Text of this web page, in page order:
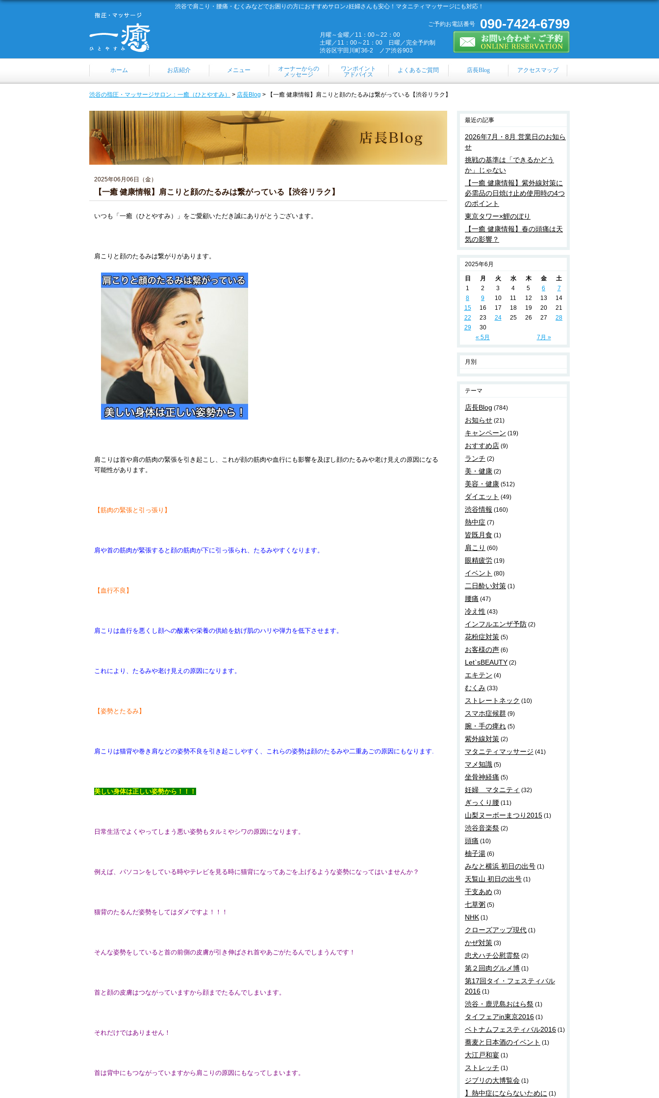
渋谷で肩こり・腰痛・むくみなどでお困りの方におすすめサロン♪妊婦さんも安心！マタニティマッサージにも対応！
090-7424-6799
ご予約お電話番号
月曜～金曜／11：00～22：00
土曜／11：00～21：00 日曜／完全予約制
渋谷区宇田川町36-2 ノア渋谷903
ホーム お店紹介 メニュー
オーナーからの
メッセージ
ワンポイント
アドバイス
よくあるご質問 店長Blog アクセスマップ
渋谷の指圧・マッサージサロン：一癒（ひとやすみ） > 店長Blog > 【一癒 健康情報】肩こりと顔のたるみは繋がっている【渋谷リラク】
2025年06月06日（金）
【一癒 健康情報】肩こりと顔のたるみは繋がっている【渋谷リラク】
いつも「一癒（ひとやすみ）」をご愛顧いただき誠にありがとうございます。
肩こりと顔のたるみは繋がりがあります。
肩こりは首や肩の筋肉の緊張を引き起こし、これが顔の筋肉や血行にも影響を及ぼし顔のたるみや老け見えの原因になる
可能性があります。
【筋肉の緊張と引っ張り】
肩や首の筋肉が緊張すると顔の筋肉が下に引っ張られ、たるみやすくなります。
【血行不良】
肩こりは血行を悪くし顔への酸素や栄養の供給を妨げ肌のハリや弾力を低下させます。
これにより、たるみや老け見えの原因になります。
【姿勢とたるみ】
肩こりは猫背や巻き肩などの姿勢不良を引き起こしやすく、これらの姿勢は顔のたるみや二重あごの原因にもなります.
美しい身体は正しい姿勢から！！！
日常生活でよくやってしまう悪い姿勢もタルミやシワの原因になります。
例えば、パソコンをしている時やテレビを見る時に猫背になってあごを上げるような姿勢になってはいませんか？
猫背のたるんだ姿勢をしてはダメですよ！！！
そんな姿勢をしていると首の前側の皮膚が引き伸ばされ首やあごがたるんでしまうんです！
首と顔の皮膚はつながっていますから顔までたるんでしまいます。
それだけではありません！
首は背中にもつながっていますから肩こりの原因にもなってしまいます。
最近の記事
2026年7月・8月 営業日のお知ら
せ
挑戦の基準は「できるかどう
か」じゃない
【一癒 健康情報】紫外線対策に
必需品の日焼け止め使用時の4つ
のポイント
東京タワー×鯉のぼり
【一癒 健康情報】春の頭痛は天
気の影響？
2025年6月
日 月 火 水 木 金 土
« 5月 7月 »
1 2 3 4 5 6
7
8
9 10 11 12 13
14
15
16 17 18 19 20
21
22
23 24 25 26 27
28
29
30
月別
テーマ
店長Blog (784)
お知らせ (21)
キャンペーン (19)
おすすめ店 (9)
ランチ (2)
美・健康 (2)
美容・健康 (512)
ダイエット (49)
渋谷情報 (160)
熱中症 (7)
皆既月食 (1)
肩こり (60)
眼精疲労 (19)
イベント (80)
二日酔い対策 (1)
腰痛 (47)
冷え性 (43)
インフルエンザ予防 (2)
花粉症対策 (5)
お客様の声 (6)
Let`sBEAUTY (2)
エキテン (4)
むくみ (33)
ストレートネック (10)
スマホ症候群 (9)
腕・手の痺れ (5)
紫外線対策 (2)
マタニティマッサージ (41)
マメ知識 (5)
坐骨神経痛 (5)
妊婦 マタニティ (32)
ぎっくり腰 (11)
山梨ヌーボーまつり2015 (1)
渋谷音楽祭 (2)
頭痛 (10)
柚子湯 (6)
みなと横浜 初日の出号 (1)
天覧山 初日の出号 (1)
干支あめ (3)
七草粥 (5)
NHK (1)
クローズアップ現代 (1)
かぜ対策 (3)
忠犬ハチ公慰霊祭 (2)
第２回肉グルメ博 (1)
第17回タイ・フェスティバル
2016 (1)
渋谷・鹿児島おはら祭 (1)
タイフェアin東京2016 (1)
ベトナムフェスティバル2016 (1)
蕎麦と日本酒のイベント (1)
大江戸和宴 (1)
ストレッチ (1)
ジブリの大博覧会 (1)
】熱中症にならないために (1)